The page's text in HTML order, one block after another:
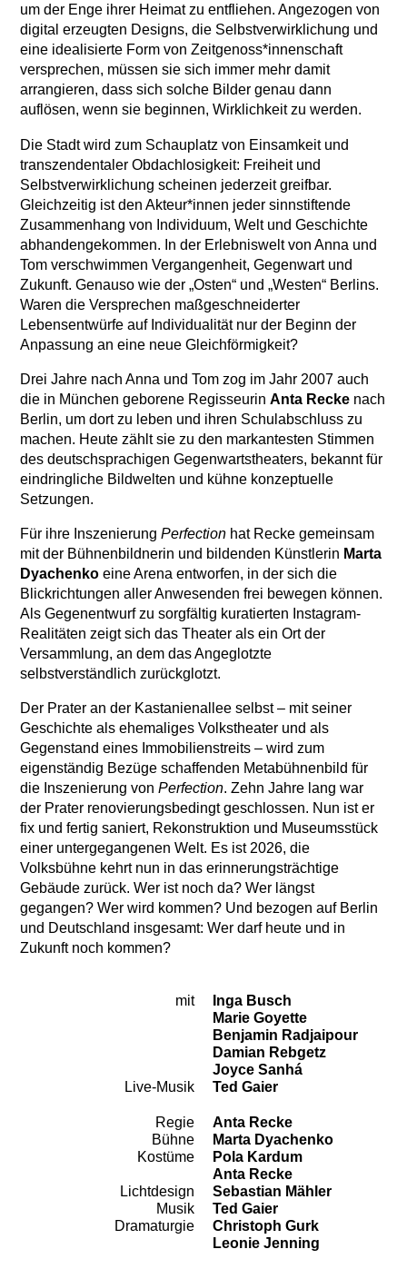
um der Enge ihrer Heimat zu entfliehen. Angezogen von
digital erzeugten Designs, die Selbstverwirklichung und
eine idealisierte Form von Zeitgenoss*innenschaft
versprechen, müssen sie sich immer mehr damit
arrangieren, dass sich solche Bilder genau dann
auflösen, wenn sie beginnen, Wirklichkeit zu werden.
Die Stadt wird zum Schauplatz von Einsamkeit und
transzendentaler Obdachlosigkeit: Freiheit und
Selbstverwirklichung scheinen jederzeit greifbar.
Gleichzeitig ist den Akteur*innen jeder sinnstiftende
Zusammenhang von Individuum, Welt und Geschichte
abhandengekommen. In der Erlebniswelt von Anna und
Tom verschwimmen Vergangenheit, Gegenwart und
Zukunft. Genauso wie der „Osten“ und „Westen“ Berlins.
Waren die Versprechen maßgeschneiderter
Lebensentwürfe auf Individualität nur der Beginn der
Anpassung an eine neue Gleichförmigkeit?
Drei Jahre nach Anna und Tom zog im Jahr 2007 auch
die in München geborene Regisseurin Anta Reckenach
Berlin, um dort zu leben und ihren Schulabschluss zu
machen. Heute zählt sie zu den markantesten Stimmen
des deutschsprachigen Gegenwartstheaters, bekannt für
eindringliche Bildwelten und kühne konzeptuelle
Setzungen.
Für ihre Inszenierung Perfectionhat Recke gemeinsam
mit der Bühnenbildnerin und bildenden Künstlerin Marta
Dyachenkoeine Arena entworfen, in der sich die
Blickrichtungen aller Anwesenden frei bewegen können.
Als Gegenentwurf zu sorgfältig kuratierten Instagram-
Realitäten zeigt sich das Theater als ein Ort der
Versammlung, an dem das Angeglotzte
selbstverständlich zurückglotzt.
Der Prater an der Kastanienallee selbst – mit seiner
Geschichte als ehemaliges Volkstheater und als
Gegenstand eines Immobilienstreits – wird zum
eigenständig Bezüge schaffenden Metabühnenbild für
die Inszenierung von Perfection. Zehn Jahre lang war
der Prater renovierungsbedingt geschlossen. Nun ist er
fix und fertig saniert, Rekonstruktion und Museumsstück
einer untergegangenen Welt. Es ist 2026, die
Volksbühne kehrt nun in das erinnerungsträchtige
Gebäude zurück. Wer ist noch da? Wer längst
gegangen? Wer wird kommen? Und bezogen auf Berlin
und Deutschland insgesamt: Wer darf heute und in
Zukunft noch kommen?
Besetzung
mit
Inga Busch
Marie Goyette
Benjamin Radjaipour
Damian Rebgetz
Joyce Sanhá
Live-Musik
Ted Gaier
Team
Regie
Anta Recke
Bühne
Marta Dyachenko
Kostüme
Pola Kardum
Anta Recke
Lichtdesign
Sebastian Mähler
Musik
Ted Gaier
Dramaturgie
Christoph Gurk
Leonie Jenning